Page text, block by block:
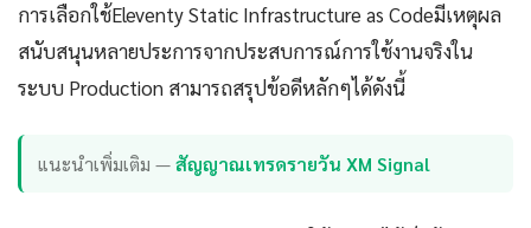
การเลือกใช้Eleventy Static Infrastructure as Codeมีเหตุผล
สนับสนุนหลายประการจากประสบการณ์การใช้งานจริงใน
ระบบ Production สามารถสรุปข้อดีหลักๆได้ดังนี้
แนะนำเพิ่มเติม —สัญญาณเทรดรายวัน XM Signal